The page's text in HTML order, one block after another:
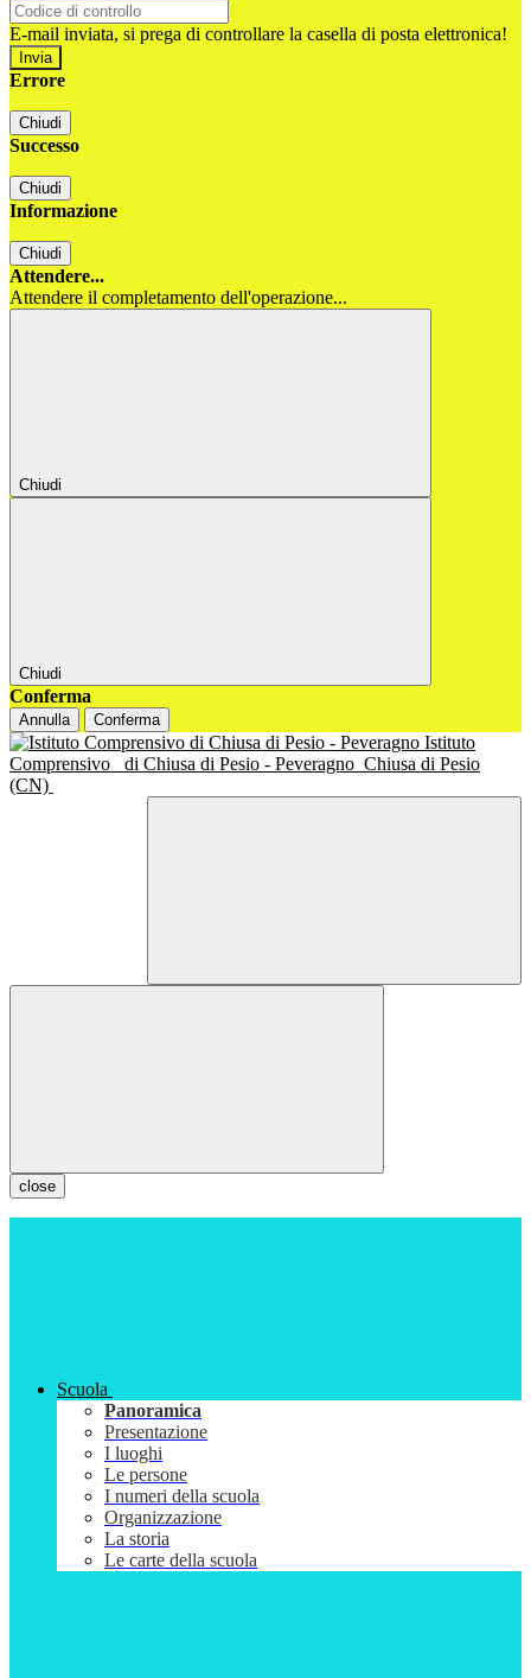
E-mail inviata, si prega di controllare la casella di posta elettronica!
Errore
Chiudi
Successo
Chiudi
Informazione
Chiudi
Attendere...
Attendere il completamento dell'operazione...
Chiudi
Chiudi
Conferma
Annulla Conferma
Istituto
Comprensivo
di Chiusa di Pesio - Peveragno Chiusa di Pesio
(CN)
close
Scuola
Panoramica
Presentazione
I luoghi
Le persone
I numeri della scuola
Organizzazione
La storia
Le carte della scuola